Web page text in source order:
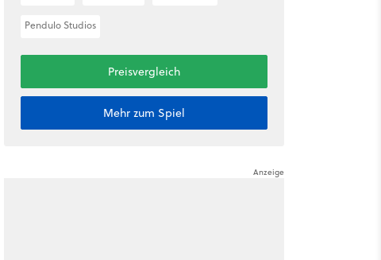
Pendulo Studios
Preisvergleich
Mehr zum Spiel